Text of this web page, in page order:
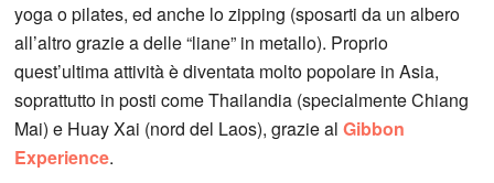
yoga o pilates, ed anche lo zipping (sposarti da un albero
all’altro grazie a delle “liane” in metallo). Proprio
quest’ultima attività è diventata molto popolare in Asia,
soprattutto in posti come Thailandia (specialmente Chiang
Mai) e Huay Xai (nord del Laos), grazie alGibbon
Experience.